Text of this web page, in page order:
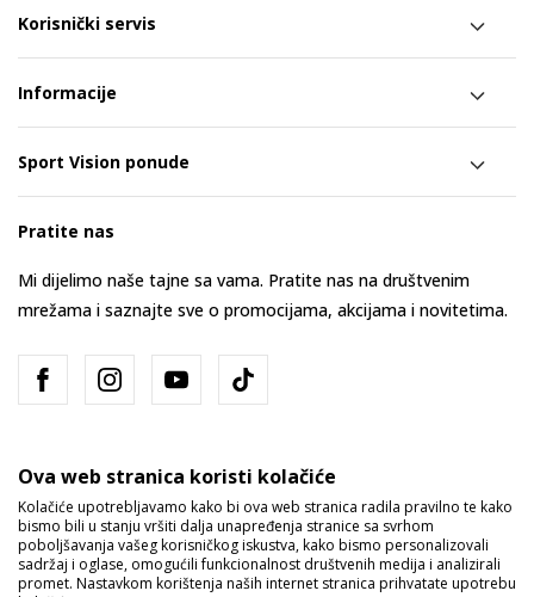
Korisnički servis
Informacije
Sport Vision ponude
Pratite nas
Mi dijelimo naše tajne sa vama. Pratite nas na društvenim
mrežama i saznajte sve o promocijama, akcijama i novitetima.
Bosna i Hercegovina Promijenite
Ova web stranica koristi kolačiće
Kolačiće upotrebljavamo kako bi ova web stranica radila pravilno te kako
bismo bili u stanju vršiti dalja unapređenja stranice sa svrhom
poboljšavanja vašeg korisničkog iskustva, kako bismo personalizovali
sadržaj i oglase, omogućili funkcionalnost društvenih medija i analizirali
promet. Nastavkom korištenja naših internet stranica prihvatate upotrebu